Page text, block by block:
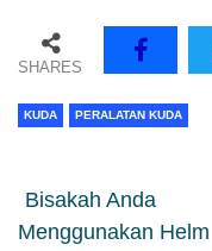
SHARES
KUDA PERALATAN KUDA
Bisakah Anda
Menggunakan Helm